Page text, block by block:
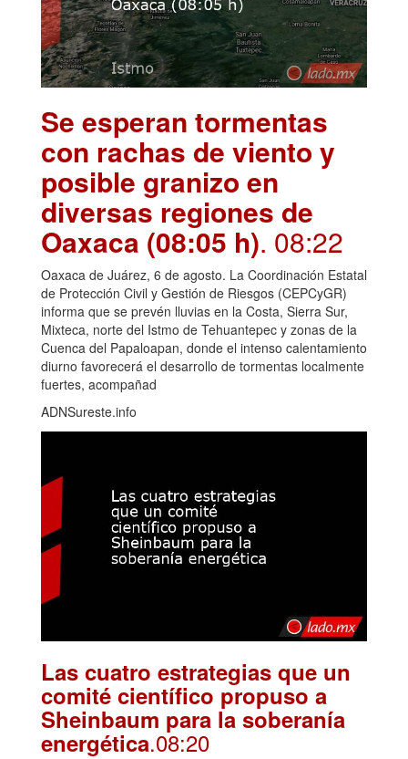
Se esperan tormentas
con rachas de viento y
posible granizo en
diversas regiones de
Oaxaca (08:05 h). 08:22
Oaxaca de Juárez, 6 de agosto. La Coordinación Estatal
de Protección Civil y Gestión de Riesgos (CEPCyGR)
informa que se prevén lluvias en la Costa, Sierra Sur,
Mixteca, norte del Istmo de Tehuantepec y zonas de la
Cuenca del Papaloapan, donde el intenso calentamiento
diurno favorecerá el desarrollo de tormentas localmente
fuertes, acompañad
ADNSureste.info
Las cuatro estrategias que un
comité científico propuso a
Sheinbaum para la soberanía
energética.08:20